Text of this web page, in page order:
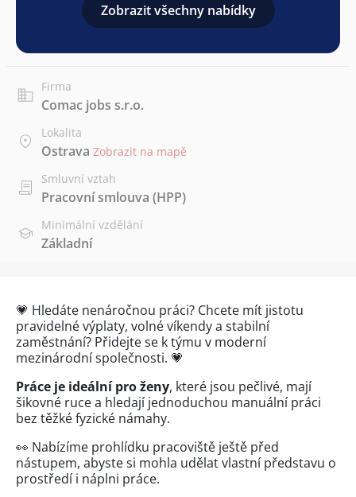
Zobrazit všechny nabídky
Firma
Comac jobs s.r.o.
Lokalita
Ostrava Zobrazit na mapě
Smluvní vztah
Pracovní smlouva (HPP)
Minimální vzdělání
Základní
💗 Hledáte nenáročnou práci? Chcete mít jistotu
pravidelné výplaty, volné víkendy a stabilní
zaměstnání? Přidejte se k týmu v moderní
mezinárodní společnosti. 💗
Práce je ideální pro ženy, které jsou pečlivé, mají
šikovné ruce a hledají jednoduchou manuální práci
bez těžké fyzické námahy.
👀 Nabízíme prohlídku pracoviště ještě před
nástupem, abyste si mohla udělat vlastní představu o
prostředí i náplni práce.